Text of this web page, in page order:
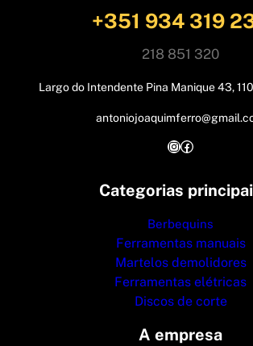
+351 934 319
218 851 320
Largo do Intendente Pina Manique 43,
InstagramFacebook
Categorias
Berbequins
Ferramentas manuais
Martelos demolidores
Ferramentas elétricas
Discos de corte
A empresa